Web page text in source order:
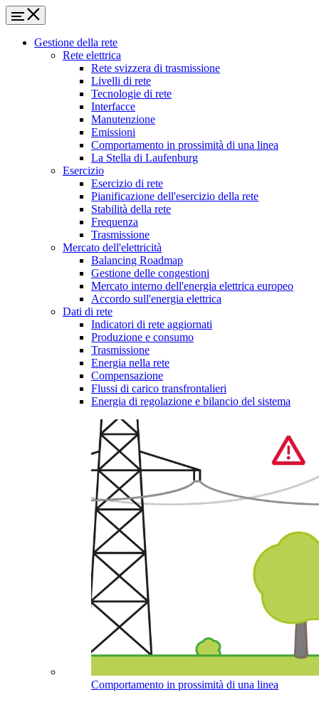
Gestione della rete
Rete elettrica
Rete svizzera di trasmissione
Livelli di rete
Tecnologie di rete
Interfacce
Manutenzione
Emissioni
Comportamento in prossimità di una linea
La Stella di Laufenburg
Esercizio
Esercizio di rete
Pianificazione dell'esercizio della rete
Stabilità della rete
Frequenza
Trasmissione
Mercato dell'elettricità
Balancing Roadmap
Gestione delle congestioni
Mercato interno dell'energia elettrica europeo
Accordo sull'energia elettrica
Dati di rete
Indicatori di rete aggiornati
Produzione e consumo
Trasmissione
Energia nella rete
Compensazione
Flussi di carico transfrontalieri
Energia di regolazione e bilancio del sistema
Comportamento in prossimità di una linea